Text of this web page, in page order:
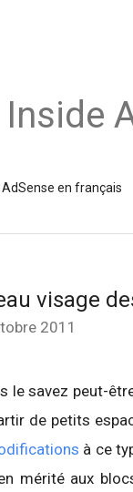
Inside
en français
visage
2011
le savez peut-
de petits
à ce
mérité aux